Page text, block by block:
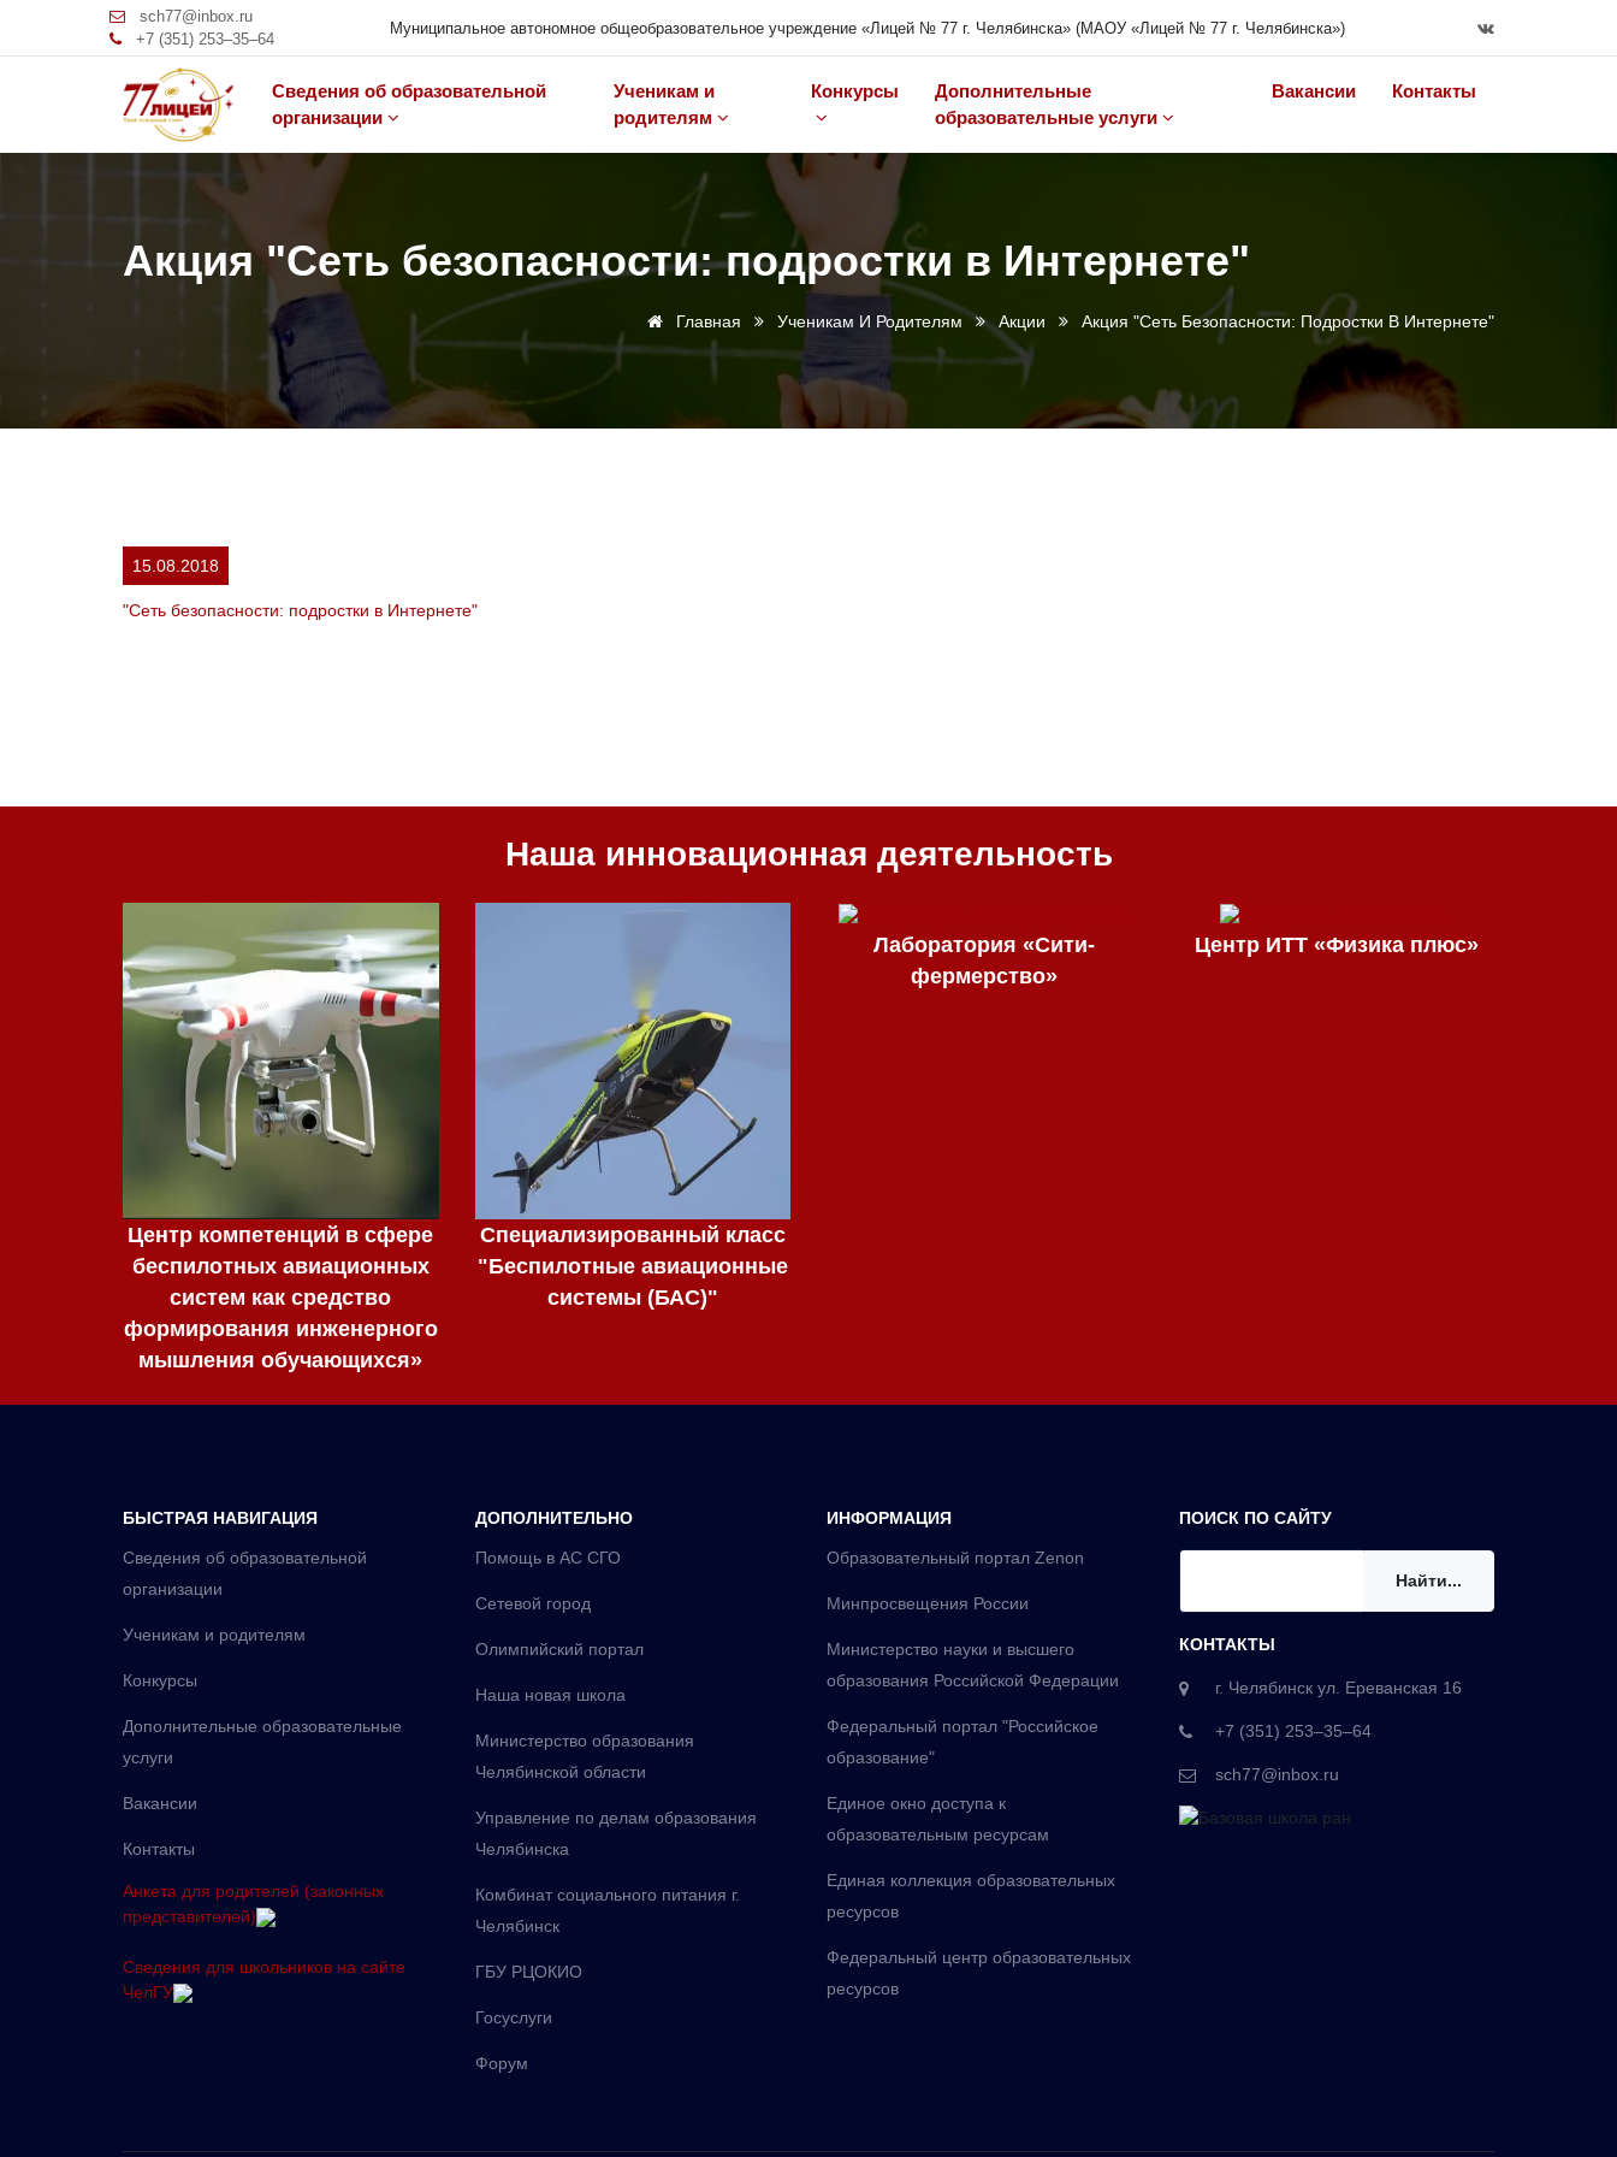
sch77@inbox.ru
+7 (351) 253‒35‒64
Муниципальное автономное общеобразовательное учреждение «Лицей № 77 г. Челябинска» (МАОУ «Лицей № 77 г. Челябинска»)
Сведения об образовательной
организации
Ученикам и
родителям
Конкурсы
Дополнительные
образовательные услуги
Вакансии Контакты
Акция "Сеть безопасности: подростки в Интернете"
Главная Ученикам И Родителям Акции Акция "Сеть Безопасности: Подростки В Интернете"
15.08.2018
"Сеть безопасности: подростки в Интернете"
Наша инновационная деятельность
Центр компетенций в сфере
беспилотных авиационных
систем как средство
формирования инженерного
мышления обучающихся»
Специализированный класс
"Беспилотные авиационные
системы (БАС)"
Лаборатория «Сити-
фермерство»
Центр ИТТ «Физика плюс»
БЫСТРАЯ НАВИГАЦИЯ
Сведения об образовательной
организации
Ученикам и родителям
Конкурсы
Дополнительные образовательные
услуги
Вакансии
Контакты
Анкета для родителей (законных
представителей)
Сведения для школьников на сайте
ЧелГУ
ДОПОЛНИТЕЛЬНО
Помощь в АС СГО
Сетевой город
Олимпийский портал
Наша новая школа
Министерство образования
Челябинской области
Управление по делам образования
Челябинска
Комбинат социального питания г.
Челябинск
ГБУ РЦОКИО
Госуслуги
Форум
ИНФОРМАЦИЯ
Образовательный портал Zenon
Минпросвещения России
Министерство науки и высшего
образования Российской Федерации
Федеральный портал "Российское
образование"
Единое окно доступа к
образовательным ресурсам
Единая коллекция образовательных
ресурсов
Федеральный центр образовательных
ресурсов
ПОИСК ПО САЙТУ
Найти...
КОНТАКТЫ
г. Челябинск ул. Ереванская 16
+7 (351) 253‒35‒64
sch77@inbox.ru